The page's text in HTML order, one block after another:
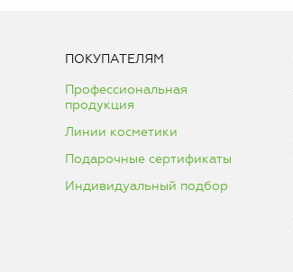
ПОКУПАТЕЛЯМ
Профессиональная
продукция
Линии косметики
Подарочные сертификаты
Индивидуальный подбор